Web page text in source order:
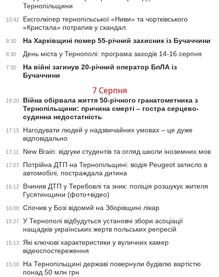
Тернопільщини
10:42
Ексголкіпер тернопільської «Ниви» та чортківського
«Кристала» потрапив у скандал
9:30 На Харківщині помер 55-річний захисник із Бучаччини
8:30 День міста у Тернополі: програма заходів 14-16 серпня
7:30
На війні загинув 20-річний оператор БпЛА із
Бучаччини
7 Серпня
19:20
Війна обірвала життя 50-річного гранатометника з
Тернопільщини: причина смерті – гостра серцево-
судинна недостатність
17:15
Нагодувати людей у надзвичайних умовах – це дуже
відповідально
17:11 New Brain: відгуки студентів та огляд школи іноземних мов
17:07
Потрійна ДТП на Тернопільщині: водія Peugeot затисло в
автомобілі, постраждала дитина
16:12
Вчинив ДТП у Теребовлі та зник: поліція розшукує жителя
Гусятинщини (фото+відео)
16:00 Спочив у Бозі відомий на Зборівщині лікар
15:27
У Тернополі відбудуться установчі збори асоціації
нащадків українських жертв польських репресій
15:13
Які ключові характеристики у вуличних камер
відеоспостереження
15:00
На Тернопільщині державі повернули будівлю вартістю
понад 50 млн грн